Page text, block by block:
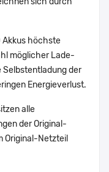
Akkus höchste
möglicher Lade-
Selbstentladung der
Energieverlust.
alle
der Original-
Original-Netzteil